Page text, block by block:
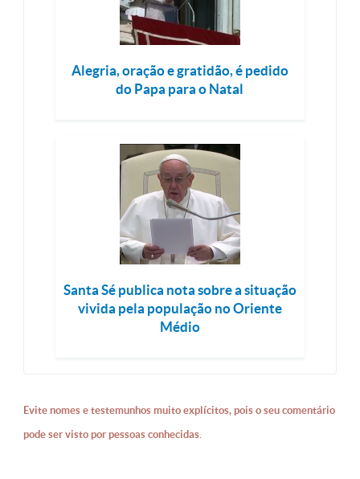
Alegria, oração e gratidão, é pedido
do Papa para o Natal
Santa Sé publica nota sobre a situação
vivida pela população no Oriente
Médio
Evite nomes e testemunhos muito explícitos, pois o seu comentário
pode ser visto por pessoas conhecidas.